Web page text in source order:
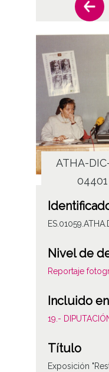
ATHA-
04401
Nivel de
Reportaje
Incluido en
19.-
Título
Exposición